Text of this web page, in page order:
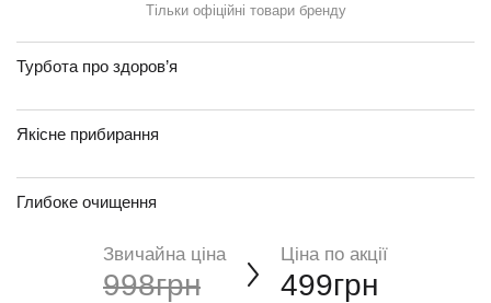
Тільки офіційні товари бренду
Турбота про здоров’я
Якісне прибирання
Глибоке очищення
Звичайна ціна
998грн
Ціна по акції
499грн